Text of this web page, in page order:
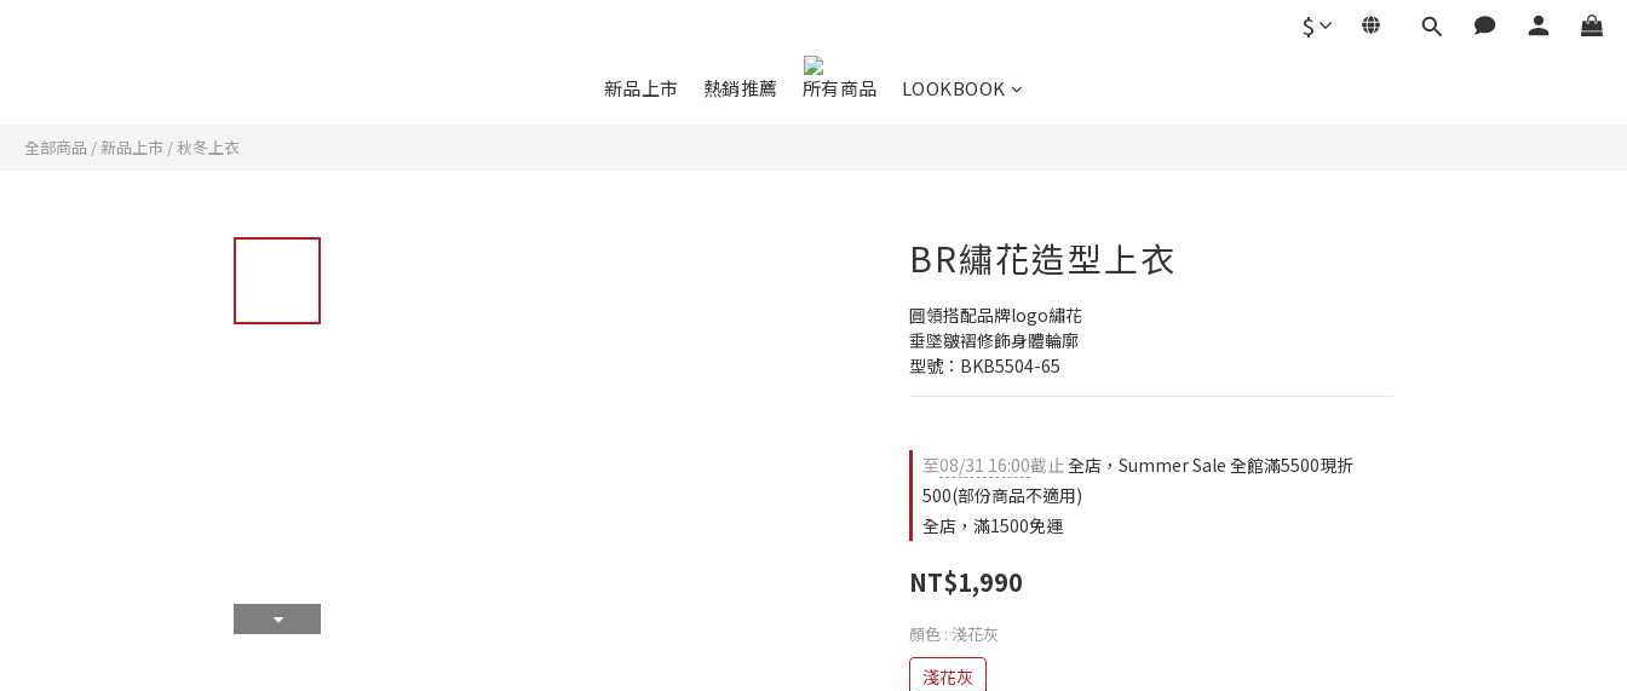
$
新品上市 熱銷推薦 所有商品 LOOKBOOK
全部商品 /新品上市 /秋冬上衣
BR繡花造型上衣
圓領搭配品牌logo繡花
垂墜皺褶修飾身體輪廓
型號：BKB5504-65
至08/31 16:00截止全店，Summer Sale 全館滿5500現折
500(部份商品不適用)
全店，滿1500免運
NT$1,990
顏色 : 淺花灰
淺花灰
立即購買